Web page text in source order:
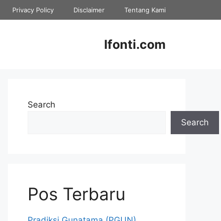
Privacy Policy Disclaimer Tentang Kami
Ifonti.com
Search
Search
Pos Terbaru